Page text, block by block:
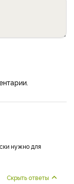
нужно для
Скрыть ответы